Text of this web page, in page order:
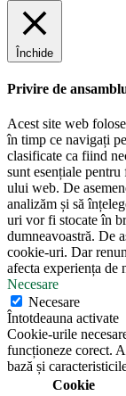
Închide
Privire de
Acest site web
în timp ce navigați
clasificate ca fiind
sunt esențiale
ului web. De
analizăm și să
uri vor fi stocate în
dumneavoastră. De
cookie-uri. Dar
afecta experiența de
Necesare
Necesare
Întotdeauna activate
Cookie-urile
funcționeze corect.
bază și
Cookie